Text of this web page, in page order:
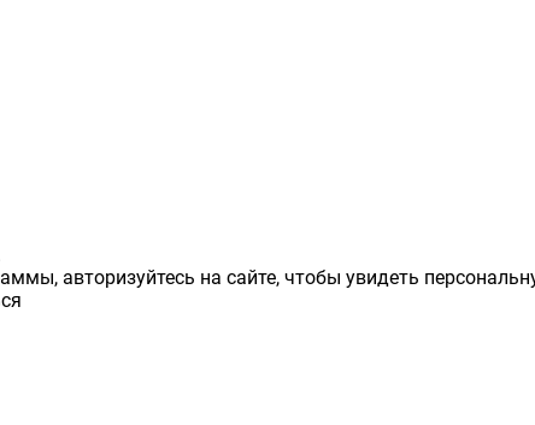
авторизуйтесь на сайте, чтобы увидеть